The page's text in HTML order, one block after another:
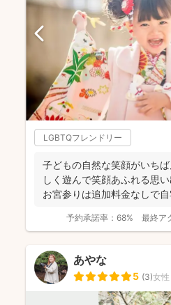
LGBTQフレンドリー
子どもの自然な笑顔がいち
しく遊んで笑顔あふれる思
お宮参りは追加料金なしで
予約承諾率： 68% 最終ア
あやな
5 (3)女性